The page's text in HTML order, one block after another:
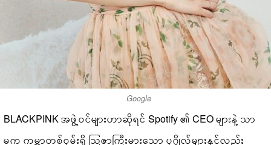
Google
BLACKPINK အဖွဲ့ဝင်များဟာဆိုရင် Spotify ၏ CEO များနဲ့ သာ
မက ကမ္ဘာတစ်ဝှမ်းရှိ သြဇာကြီးမားသော ပုဂ္ဂိုလ်များနှင့်လည်း